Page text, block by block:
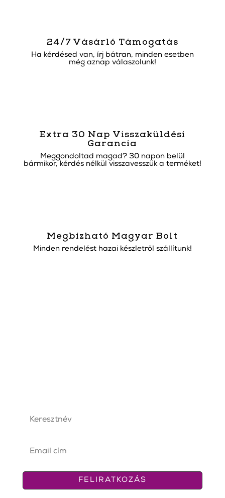
24/7 Vásárló Támogatás
Ha kérdésed van, írj bátran, minden esetben
még aznap válaszolunk!
Extra 30 Nap Visszaküldési
Garancia
Meggondoltad magad? 30 napon belül
bármikor, kérdés nélkül visszavesszük a terméket!
Megbízható Magyar Bolt
Minden rendelést hazai készletről szállítunk!
FELIRATKOZÁS